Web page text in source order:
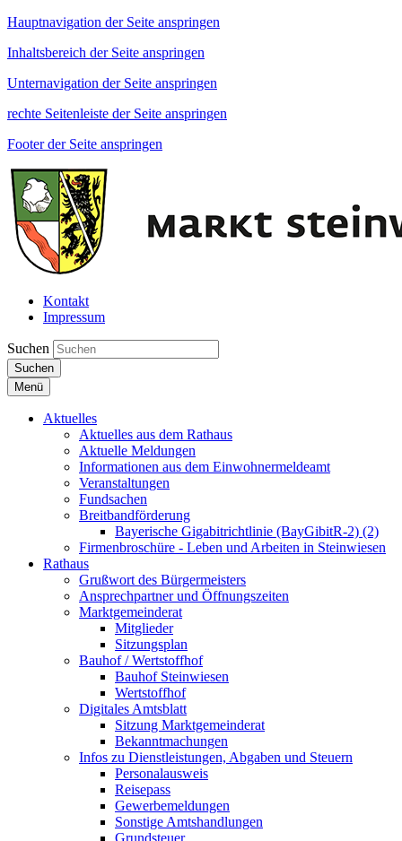
Hauptnavigation der Seite anspringen
Inhaltsbereich der Seite anspringen
Unternavigation der Seite anspringen
rechte Seitenleiste der Seite anspringen
Footer der Seite anspringen
Kontakt
Impressum
Suchen
Suchen
Menü
Aktuelles
Aktuelles aus dem Rathaus
Aktuelle Meldungen
Informationen aus dem Einwohnermeldeamt
Veranstaltungen
Fundsachen
Breitbandförderung
Bayerische Gigabitrichtlinie (BayGibitR-2) (2)
Firmenbroschüre - Leben und Arbeiten in Steinwiesen
Rathaus
Grußwort des Bürgermeisters
Ansprechpartner und Öffnungszeiten
Marktgemeinderat
Mitglieder
Sitzungsplan
Bauhof / Wertstoffhof
Bauhof Steinwiesen
Wertstoffhof
Digitales Amtsblatt
Sitzung Marktgemeinderat
Bekanntmachungen
Infos zu Dienstleistungen, Abgaben und Steuern
Personalausweis
Reisepass
Gewerbemeldungen
Sonstige Amtshandlungen
Grundsteuer